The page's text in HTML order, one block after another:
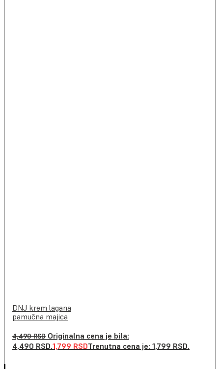
DNJ krem lagana
pamučna majica
4,490RSD Originalna cena je bila:
4,490 RSD.1,799 RSDTrenutna cena je: 1,799 RSD.